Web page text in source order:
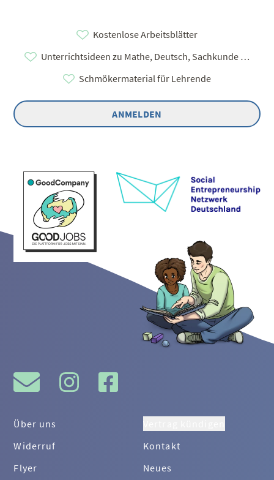
Kostenlose Arbeitsblätter
Unterrichtsideen zu Mathe, Deutsch, Sachkunde …
Schmökermaterial für Lehrende
ANMELDEN
Über uns
Widerruf
Kontakt
Flyer
Neues